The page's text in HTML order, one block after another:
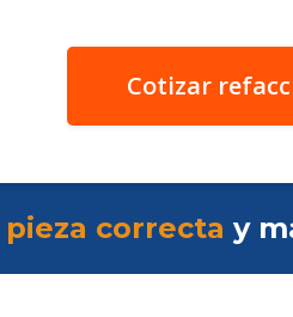
Cotizar
pieza correcta y